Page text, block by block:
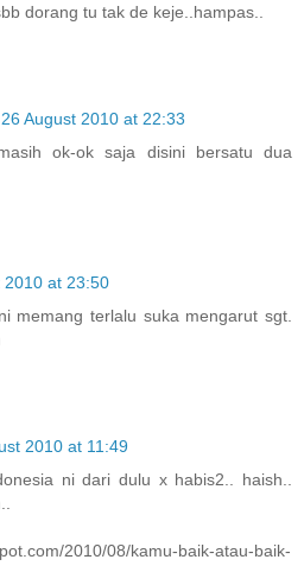
dorang tu tak de keje..hampas..
26 August 2010 at 22:33
ok-ok saja disini bersatu dua
2010 at 23:50
memang terlalu suka mengarut sgt.
2010 at 11:49
ni dari dulu x habis2.. haish..
2010/08/kamu-baik-atau-baik-